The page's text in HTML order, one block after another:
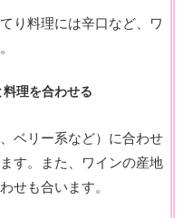
り料理には辛口など、ワ
理を合わせる
ベリー系など）に合わせ
す。また、ワインの産地
せも合います。